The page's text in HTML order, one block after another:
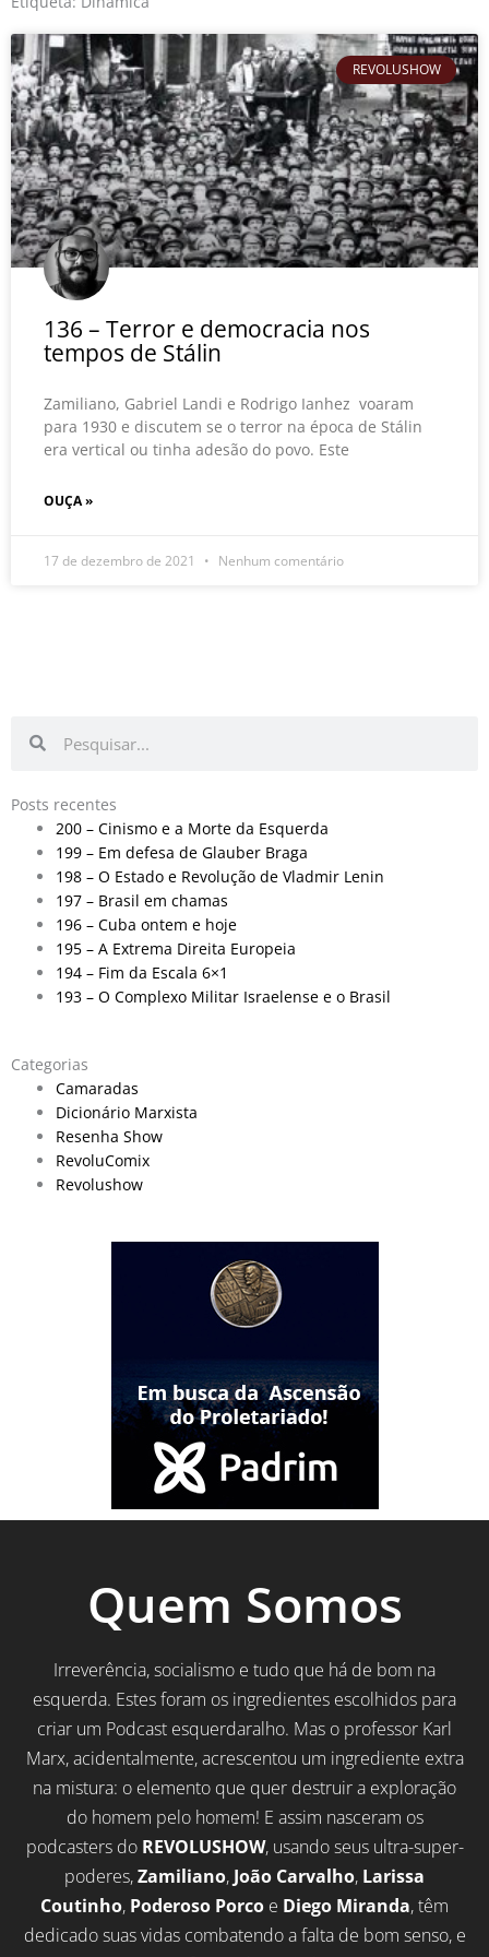
REVOLUSHOW
136 – Terror e democracia nos
tempos de Stálin
Zamiliano, Gabriel Landi e Rodrigo Ianhez voaram
para 1930 e discutem se o terror na época de Stálin
era vertical ou tinha adesão do povo. Este
OUÇA »
17 de dezembro de 2021 Nenhum comentário
Posts recentes
200 – Cinismo e a Morte da Esquerda
199 – Em defesa de Glauber Braga
198 – O Estado e Revolução de Vladmir Lenin
197 – Brasil em chamas
196 – Cuba ontem e hoje
195 – A Extrema Direita Europeia
194 – Fim da Escala 6×1
193 – O Complexo Militar Israelense e o Brasil
Categorias
Camaradas
Dicionário Marxista
Resenha Show
RevoluComix
Revolushow
Quem Somos
Irreverência, socialismo e tudo que há de bom na
esquerda. Estes foram os ingredientes escolhidos para
criar um Podcast esquerdaralho. Mas o professor Karl
Marx, acidentalmente, acrescentou um ingrediente extra
na mistura: o elemento que quer destruir a exploração
do homem pelo homem! E assim nasceram os
podcasters do REVOLUSHOW, usando seus ultra-super-
poderes,Zamiliano, João Carvalho, Larissa
Coutinho, Poderoso Porco e Diego Miranda, têm
dedicado suas vidas combatendo a falta de bom senso, e